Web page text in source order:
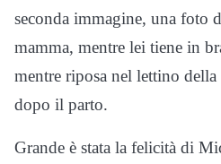
seconda immagine, una foto
mamma, mentre lei tiene in
mentre riposa nel lettino della
dopo il parto.
Grande è stata la felicità di